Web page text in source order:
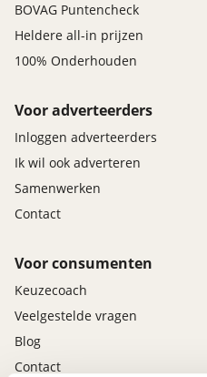
BOVAG Puntencheck
Heldere all-in prijzen
100% Onderhouden
Voor adverteerders
Inloggen adverteerders
Ik wil ook adverteren
Samenwerken
Contact
Voor consumenten
Keuzecoach
Veelgestelde vragen
Blog
Contact